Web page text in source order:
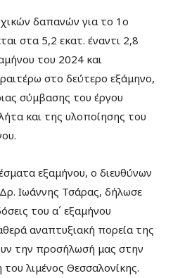
δαπανών για το 1ο
στα 5,2 εκατ. έναντι 2,8
του 2024 και
στο δεύτερο εξάμηνο,
σύμβασης του έργου
και της υλοποίησης του
εξαμήνου, ο διευθύνων
Ιωάννης Τσάρας, δήλωσε
του α΄ εξαμήνου
αναπτυξιακή πορεία της
την προσήλωσή μας στην
λιμένος Θεσσαλονίκης.